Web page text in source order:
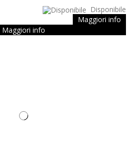
Disponibile
Maggiori info
Maggiori info